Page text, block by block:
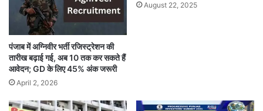
पंजाब में अग्निवीर भर्ती रजिस्ट्रेशन की
तारीख बढ़ाई गई, अब 10 तक कर सकते हैं
आवेदन; GD के लिए 45% अंक जरूरी
April 2, 2026
August 22, 2025